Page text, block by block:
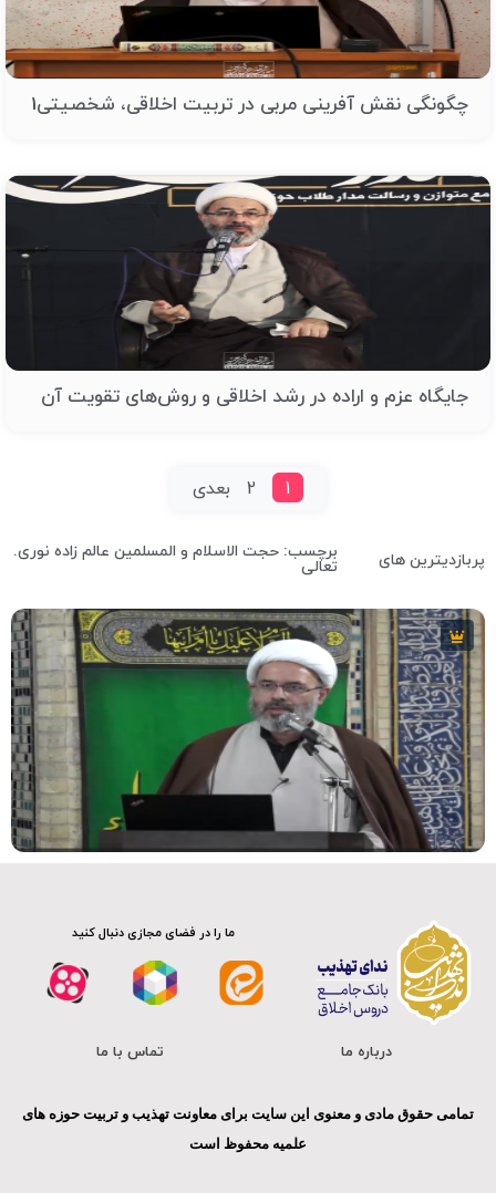
چگونگی نقش آفرینی مربی در تربیت اخلاقی، شخصیتی1
جایگاه عزم و اراده در رشد اخلاقی و روش‌های تقویت آن
بعدی
پربازدیترین های برچسب: حجت الاسلام و المسلمین عالم زاده نوری.
تعالی
ما را در فضای مجازی دنبال کنید
درباره ما تماس با ما
تمامی حقوق مادی و معنوی این سایت برای معاونت تهذیب و تربیت حوزه های
علمیه محفوظ است